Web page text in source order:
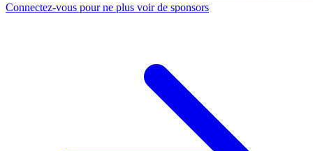
Connectez-vous pour ne plus voir de sponsors